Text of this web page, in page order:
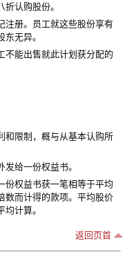
认购股份。
注册。员工就这些股份享有
无异。
不能出售就此计划获分配的
和限制，概与从基本认购所
给一份权益书。
份权益书获一笔相等于平均
数而计得的款项。平均股价
计算。
返回页首